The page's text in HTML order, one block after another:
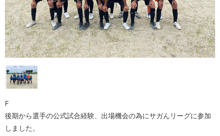
F
後期から選手の公式試合経験、出場機会の為にサガんリーグに参加
しました。